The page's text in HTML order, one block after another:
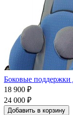
Боковые поддержки
18 900 ₽
24 000 ₽
Добавить в корзину